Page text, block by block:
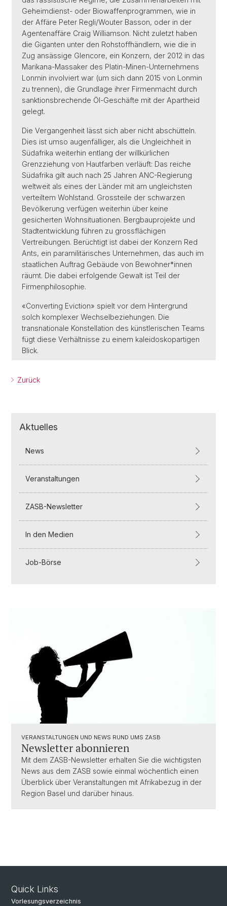
Geheimdienst- oder Biowaffenprogrammen, wie in
der Affäre Peter Regli/Wouter Basson, oder in der
Agentenaffäre Craig Williamson. Nicht zuletzt haben
die Giganten unter den Rohstoffhändlern, wie die in
Zug ansässige Glencore, ein Konzern, der 2012 in das
Marikana-Massaker des Platin-Minen-Unternehmens
Lonmin involviert war (um sich dann 2015 von Lonmin
zu trennen), die Grundlage ihrer Firmenmacht durch
sanktionsbrechende Öl-Geschäfte mit der Apartheid
gelegt.
Die Vergangenheit lässt sich aber nicht abschütteln.
Dies ist umso augenfälliger, als die Ungleichheit in
Südafrika weiterhin entlang der willkürlichen
Grenzziehung von Hautfarben verläuft: Das reiche
Südafrika gilt auch nach 25 Jahren ANC-Regierung
weltweit als eines der Länder mit am ungleichsten
verteiltem Wohlstand. Grossteile der schwarzen
Bevölkerung verfügen weiterhin über keine
gesicherten Wohnsituationen. Bergbauprojekte und
Stadtentwicklung führen zu grossflächigen
Vertreibungen. Berüchtigt ist dabei der Konzern Red
Ants, ein paramilitärisches Unternehmen, das auch im
staatlichen Auftrag Gebäude von Bewohner*innen
räumt. Die dabei erfolgende Gewalt ist Teil der
Firmenphilosophie.
«Converting Eviction» spielt vor dem Hintergrund
solch komplexer Wechselbeziehungen. Die
transnationale Konstellation des künstlerischen Teams
fügt diese Verhältnisse zu einem kaleidoskopartigen
Blick.
Zurück
Aktuelles
News
Veranstaltungen
ZASB-Newsletter
In den Medien
Job-Börse
VERANSTALTUNGEN UND NEWS RUND UMS ZASB
Newsletter abonnieren
Mit dem ZASB-Newsletter erhalten Sie die wichtigsten
News aus dem ZASB sowie einmal wöchentlich einen
Überblick über Veranstaltungen mit Afrikabezug in der
Region Basel und darüber hinaus.
Quick Links
Vorlesungsverzeichnis